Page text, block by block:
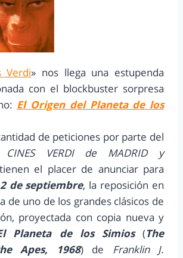
Verdi» nos llega una estupenda
con el blockbuster sorpresa
El Origen del Planeta de los
de peticiones por parte del
CINES VERDI de MADRID y
tienen el placer de anunciar para
de septiembre, la reposición en
de uno de los grandes clásicos de
proyectada con copia nueva y
Planeta de los Simios(The
Apes, 1968) de Franklin J.